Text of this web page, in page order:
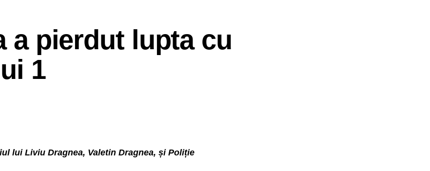
a pierdut lupta cu
1
lui Liviu Dragnea, Valetin Dragnea, și Poliție